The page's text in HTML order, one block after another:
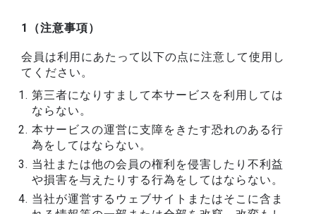
1（注意事項）
会員は利用にあたって以下の点に注意して使用し
てください。
第三者になりすまして本サービスを利用しては
ならない。
本サービスの運営に支障をきたす恐れのある行
為をしてはならない。
当社または他の会員の権利を侵害したり不利益
や損害を与えたりする行為をしてはならない。
当社が運営するウェブサイトまたはそこに含ま